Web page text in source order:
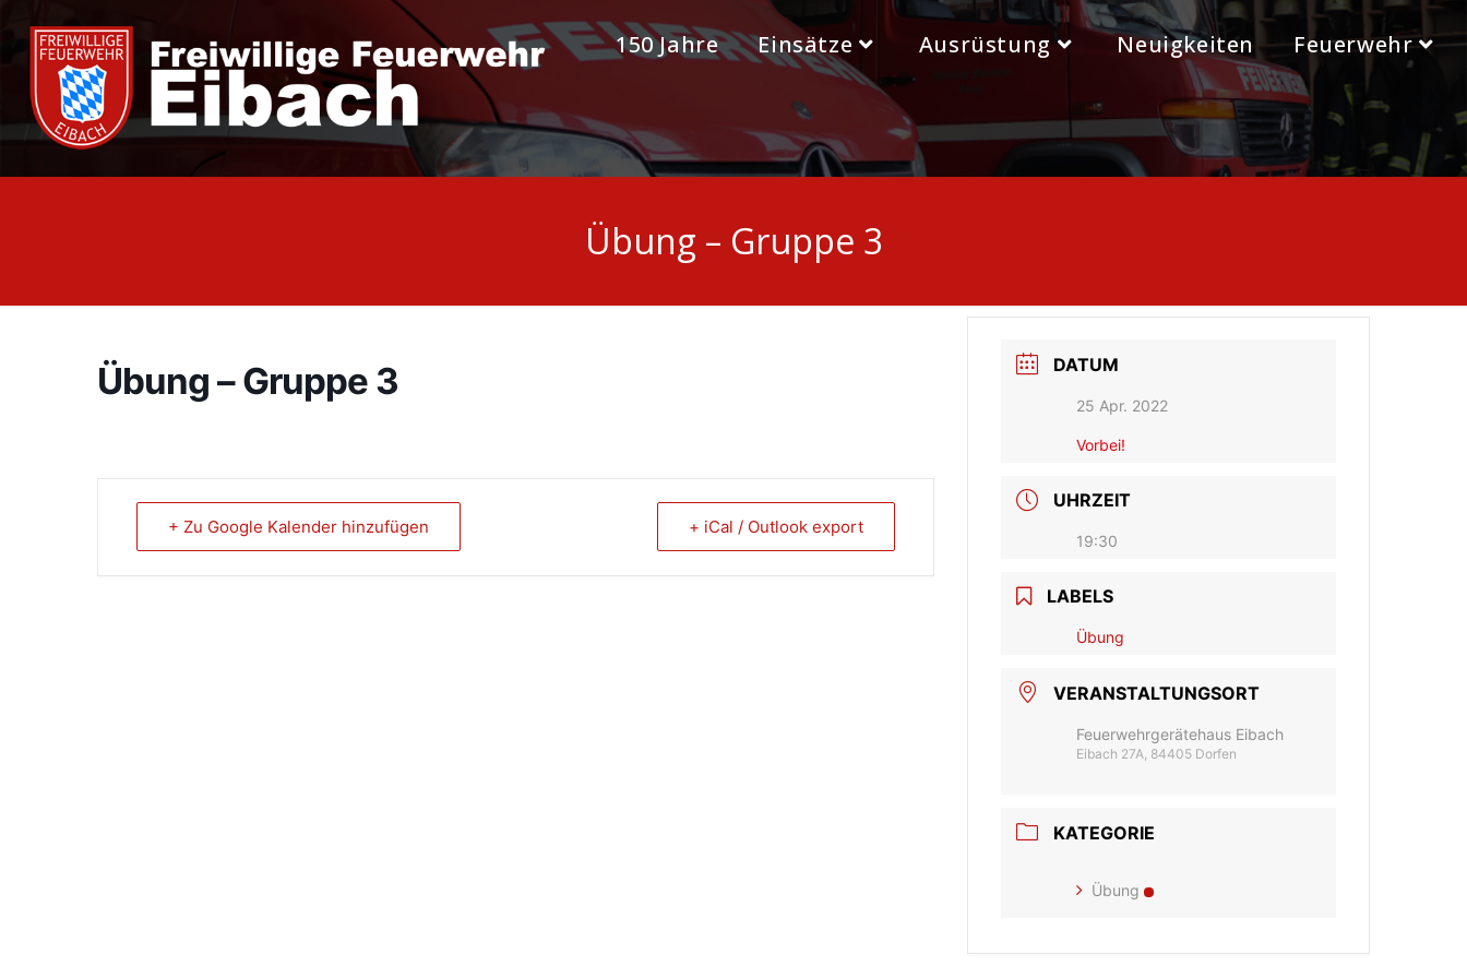
Inhalt
springen
150 Jahre Einsätze Ausrüstung Neuigkeiten Feuerwehr
Übung – Gruppe 3
Übung – Gruppe 3
+ Zu Google Kalender hinzufügen + iCal / Outlook export
DATUM
25 Apr. 2022
Vorbei!
UHRZEIT
19:30
LABELS
Übung
VERANSTALTUNGSORT
Feuerwehrgerätehaus Eibach
Eibach 27A, 84405 Dorfen
KATEGORIE
Übung